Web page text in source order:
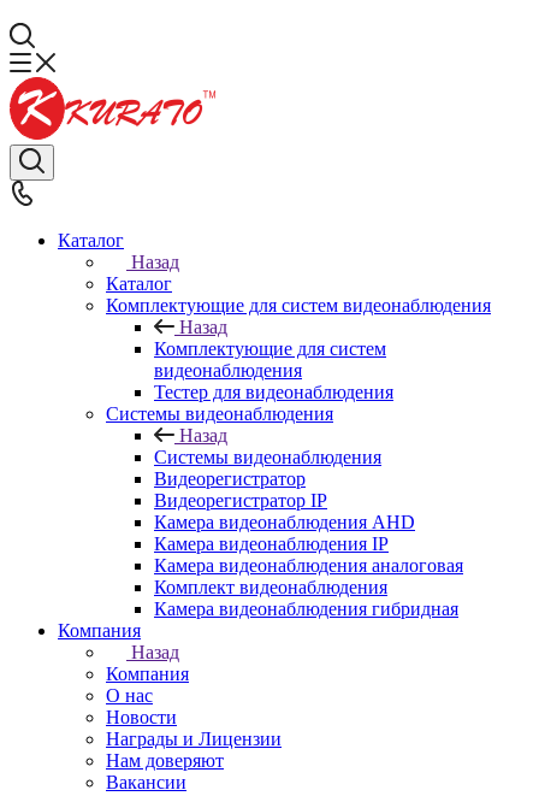
Каталог
Назад
Каталог
Комплектующие для систем видеонаблюдения
Назад
Комплектующие для систем
видеонаблюдения
Тестер для видеонаблюдения
Системы видеонаблюдения
Назад
Системы видеонаблюдения
Видеорегистратор
Видеорегистратор IP
Камера видеонаблюдения AHD
Камера видеонаблюдения IP
Камера видеонаблюдения аналоговая
Комплект видеонаблюдения
Камера видеонаблюдения гибридная
Компания
Назад
Компания
О нас
Новости
Награды и Лицензии
Нам доверяют
Вакансии